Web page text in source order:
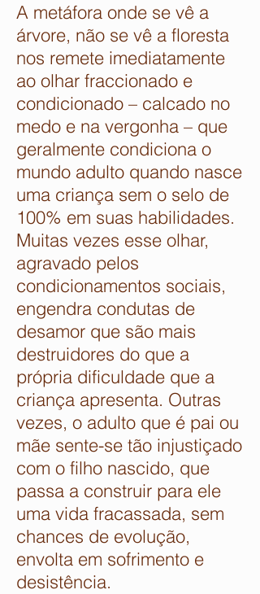
A metáfora onde se vê a
árvore, não se vê a floresta
nos remete imediatamente
ao olhar fraccionado e
condicionado – calcado no
medo e na vergonha – que
geralmente condiciona o
mundo adulto quando nasce
uma criança sem o selo de
100% em suas habilidades.
Muitas vezes esse olhar,
agravado pelos
condicionamentos sociais,
engendra condutas de
desamor que são mais
destruidores do que a
própria dificuldade que a
criança apresenta. Outras
vezes, o adulto que é pai ou
mãe sente-se tão injustiçado
com o filho nascido, que
passa a construir para ele
uma vida fracassada, sem
chances de evolução,
envolta em sofrimento e
desistência.